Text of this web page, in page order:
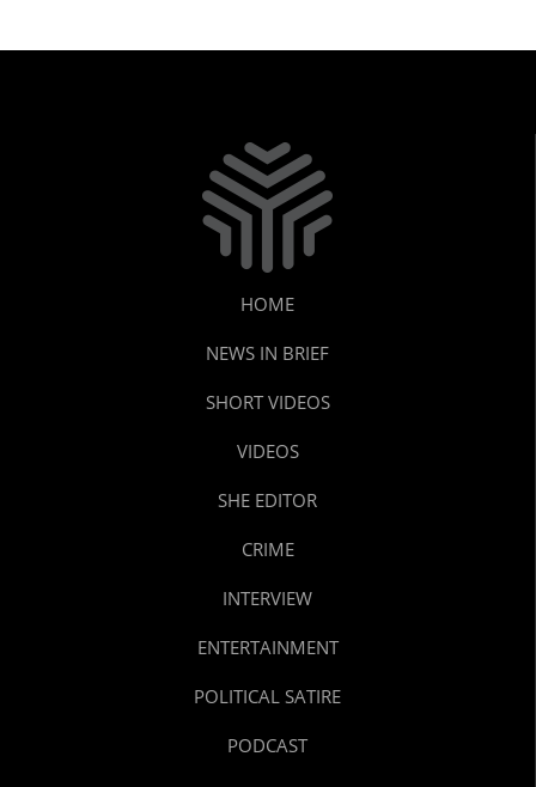
HOME
NEWS IN BRIEF
SHORT VIDEOS
VIDEOS
SHE EDITOR
CRIME
INTERVIEW
ENTERTAINMENT
POLITICAL SATIRE
PODCAST